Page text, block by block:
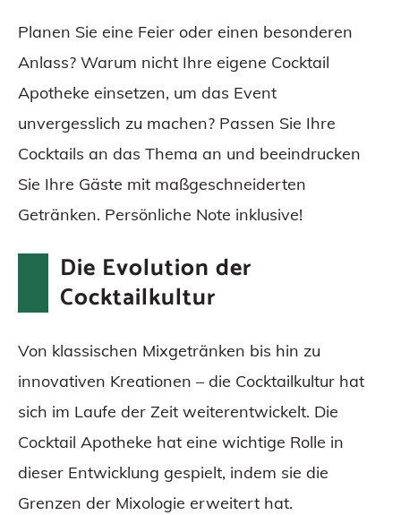
Planen Sie eine Feier oder einen besonderen
Anlass? Warum nicht Ihre eigene Cocktail
Apotheke einsetzen, um das Event
unvergesslich zu machen? Passen Sie Ihre
Cocktails an das Thema an und beeindrucken
Sie Ihre Gäste mit maßgeschneiderten
Getränken. Persönliche Note inklusive!
Die Evolution der
Cocktailkultur
Von klassischen Mixgetränken bis hin zu
innovativen Kreationen – die Cocktailkultur hat
sich im Laufe der Zeit weiterentwickelt. Die
Cocktail Apotheke hat eine wichtige Rolle in
dieser Entwicklung gespielt, indem sie die
Grenzen der Mixologie erweitert hat.